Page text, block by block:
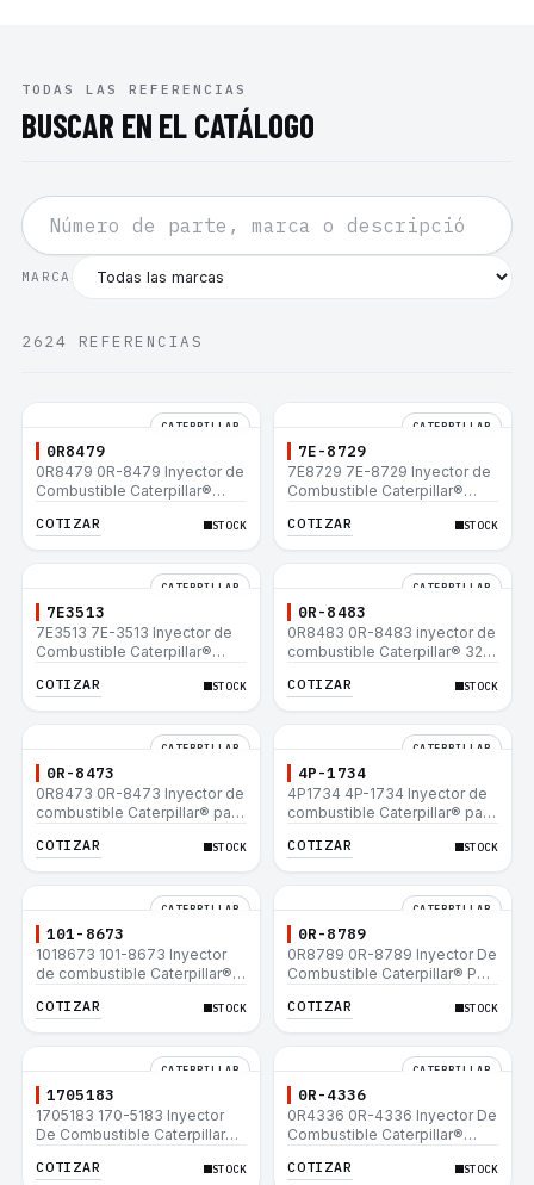
TODAS LAS REFERENCIAS
BUSCAR EN EL CATÁLOGO
MARCA
2624 REFERENCIAS
CATERPILLAR
0R8479
0R8479 0R-8479 Inyector de
Combustible Caterpillar®
IT14B 910E
COTIZAR STOCK
CATERPILLAR
7E-8729
7E8729 7E-8729 Inyector de
Combustible Caterpillar®
IT14B 910E
COTIZAR STOCK
CATERPILLAR
7E3513
7E3513 7E-3513 Inyector de
Combustible Caterpillar®
IT14B 910E
COTIZAR STOCK
CATERPILLAR
0R-8483
0R8483 0R-8483 inyector de
combustible Caterpillar® 320
320N 320-A S IT18F IT28F
COTIZAR STOCK
CATERPILLAR
0R-8473
0R8473 0R-8473 Inyector de
combustible Caterpillar® para
COTIZAR STOCK
CATERPILLAR
4P-1734
4P1734 4P-1734 Inyector de
combustible Caterpillar® para
COTIZAR STOCK
CATERPILLAR
101-8673
1018673 101-8673 Inyector
de combustible Caterpillar®
COTIZAR STOCK
CATERPILLAR
0R-8789
0R8789 0R-8789 Inyector De
Combustible Caterpillar® PM-
RM-350 SM-350
COTIZAR STOCK
CATERPILLAR
1705183
1705183 170-5183 Inyector
De Combustible Caterpillar®
12H 140G 950B
COTIZAR STOCK
CATERPILLAR
0R-4336
0R4336 0R-4336 Inyector De
Combustible Caterpillar®
12H 140G 950B
COTIZAR STOCK